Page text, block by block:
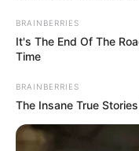
BRAINBERRIES
It's The End Of The
Time
BRAINBERRIES
The Insane True